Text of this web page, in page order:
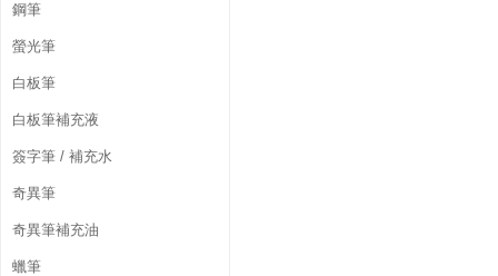
鋼筆
螢光筆
白板筆
白板筆補充液
簽字筆 / 補充水
奇異筆
奇異筆補充油
蠟筆